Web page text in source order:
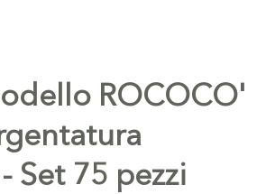
ROCOCO'
Set 75 pezzi